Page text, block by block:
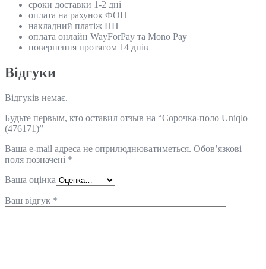
сроки доставки 1-2 дні
оплата на рахунок ФОП
накладний платіж НП
оплата онлайн WayForPay та Mono Pay
повернення протягом 14 днів
Відгуки
Відгуків немає.
Будьте первым, кто оставил отзыв на “Сорочка-поло Uniqlo
(476171)”
Ваша e-mail адреса не оприлюднюватиметься. Обов’язкові
поля позначені *
Ваша оцінка
Ваш відгук *